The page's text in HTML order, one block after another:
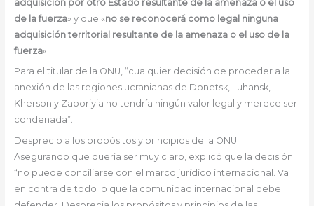
adquisición por otro Estado resultante de la amenaza o el uso
de la fuerza» y que «no se reconocerá como legal ninguna
adquisición territorial resultante de la amenaza o el uso de la
fuerza«.
Para el titular de la ONU, “cualquier decisión de proceder a la
anexión de las regiones ucranianas de Donetsk, Luhansk,
Kherson y Zaporiyia no tendría ningún valor legal y merece ser
condenada”.
Desprecio a los propósitos y principios de la ONU
Asegurando que quería ser muy claro, explicó que la decisión
“no puede conciliarse con el marco jurídico internacional. Va
en contra de todo lo que la comunidad internacional debe